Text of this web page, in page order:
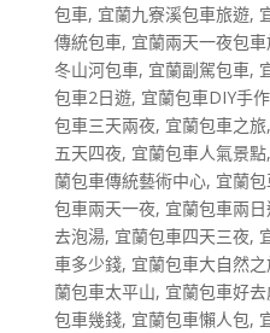
包車, 宜蘭九寮溪包車旅遊,
傳統包車, 宜蘭兩天一夜包
冬山河包車, 宜蘭副駕包車,
包車2日遊, 宜蘭包車DIY手
包車三天兩夜, 宜蘭包車之旅,
五天四夜, 宜蘭包車人氣景點,
蘭包車傳統藝術中心, 宜蘭
包車兩天一夜, 宜蘭包車兩
去泡湯, 宜蘭包車四天三夜,
車多少錢, 宜蘭包車大自然
蘭包車太平山, 宜蘭包車好去
包車幾錢, 宜蘭包車懶人包,